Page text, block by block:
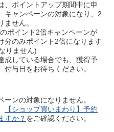
、ポイントアップ期間中に申
キャンペーンの対象になり、2
せん。
ポイント2倍キャンペーンが
分のみポイント2倍になります
りません)
成している場合でも、獲得予
与日をお待ちください。
ンの対象になりません。
【ショップ買いまわり】予約
すか？ をご確認ください。